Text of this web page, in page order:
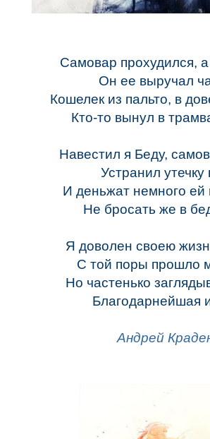
Самовар прохудился, а
Он ее выручал
Кошелек из пальто, в
Кто-то вынул в
Навестил я Беду,
Устранил
И деньжат немного ей
Не бросать же в
Я доволен своею
С той поры прошло
Но частенько
Благодарнейшая
Андрей